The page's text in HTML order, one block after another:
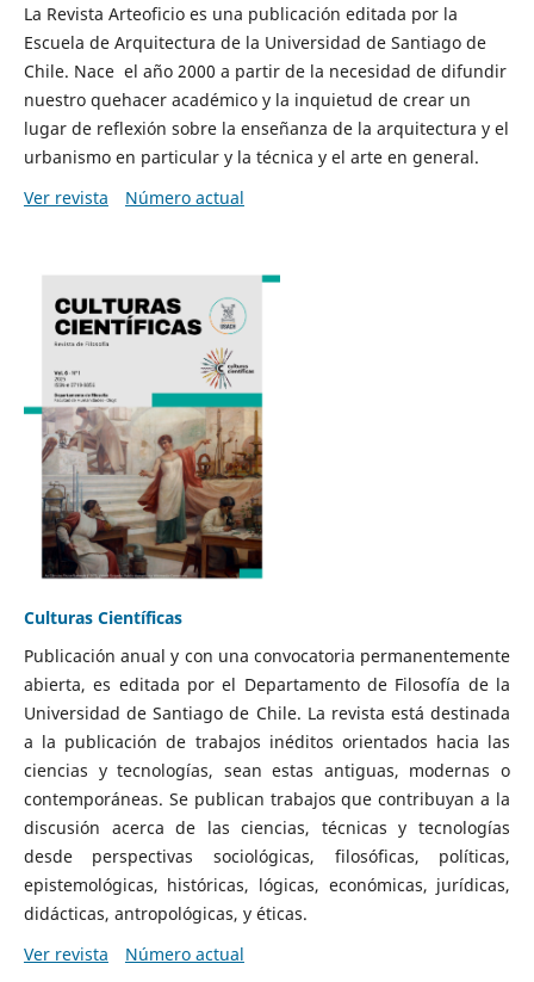
La Revista Arteoficio es una publicación editada por la
Escuela de Arquitectura de la Universidad de Santiago de
Chile. Nace el año 2000 a partir de la necesidad de difundir
nuestro quehacer académico y la inquietud de crear un
lugar de reflexión sobre la enseñanza de la arquitectura y el
urbanismo en particular y la técnica y el arte en general.
Ver revista
Número actual
Culturas Científicas
Publicación anual y con una convocatoria permanentemente
abierta, es editada por el Departamento de Filosofía de la
Universidad de Santiago de Chile. La revista está destinada
a la publicación de trabajos inéditos orientados hacia las
ciencias y tecnologías, sean estas antiguas, modernas o
contemporáneas. Se publican trabajos que contribuyan a la
discusión acerca de las ciencias, técnicas y tecnologías
desde perspectivas sociológicas, filosóficas, políticas,
epistemológicas, históricas, lógicas, económicas, jurídicas,
didácticas, antropológicas, y éticas.
Ver revista
Número actual